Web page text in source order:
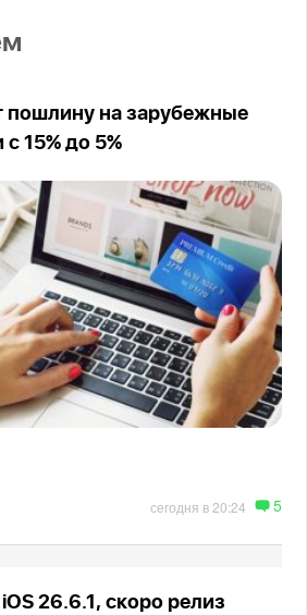
пошлину на зарубежные
15% до 5%
сегодня в 20:24 5
26.6.1, скоро релиз